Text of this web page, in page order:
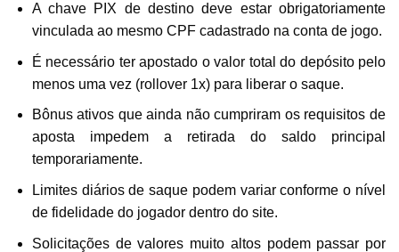
A chave PIX de destino deve estar obrigatoriamente
vinculada ao mesmo CPF cadastrado na conta de jogo.
É necessário ter apostado o valor total do depósito pelo
menos uma vez (rollover 1x) para liberar o saque.
Bônus ativos que ainda não cumpriram os requisitos de
aposta impedem a retirada do saldo principal
temporariamente.
Limites diários de saque podem variar conforme o nível
de fidelidade do jogador dentro do site.
Solicitações de valores muito altos podem passar por